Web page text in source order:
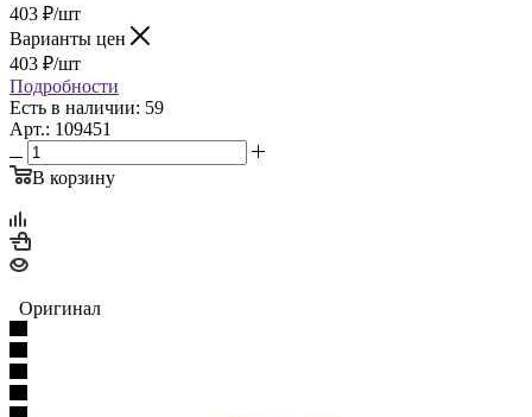
403 ₽/шт
Варианты цен
403 ₽/шт
Подробности
Есть в наличии: 59
Арт.: 109451
В корзину
Оригинал